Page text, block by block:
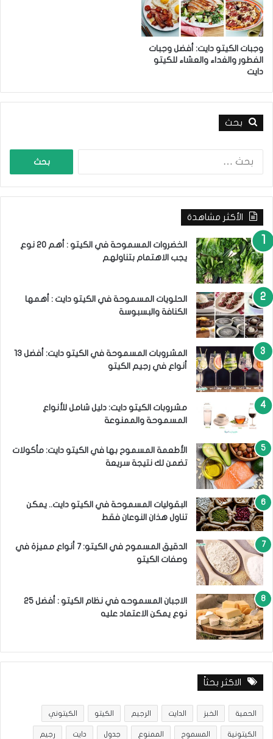
ل
ك
ي
ت
و
د
ي
ت
ن
و
ا
ع
ص
ح
ة
وجبات الكيتو دايت: أفضل وجبات
الفطور والغداء والعشاء للكيتو
دايت
بحث
ح
:
الأكثر مشاهدة
الخضروات المسموحة في الكيتو : أهم 20 نوع
يجب الاهتمام بتناولهم
الحلويات المسموحة في الكيتو دايت : أهمها
الكنافة والبسبوسة
المشروبات المسموحة في الكيتو دايت: أفضل 13
أنواع في رجيم الكيتو
مشروبات الكيتو دايت: دليل شامل للأنواع
المسموحة والممنوعة
الأطعمة المسموح بها في الكيتو دايت: مأكولات
تضمن لك نتيجة سريعة
البقوليات المسموحة في الكيتو دايت.. يمكن
تناول هذان النوعان فقط
الدقيق المسموح في الكيتو: 7 أنواع مميزة في
وصفات الكيتو
الاجبان المسموحه في نظام الكيتو : أفضل 25
نوع يمكن الاعتماد عليه
الاكثر بحثاً
الحمية الخبز الدايت الرجيم الكيتو الكيتوني
الكيتونية المسموح الممنوع جدول دايت رجيم